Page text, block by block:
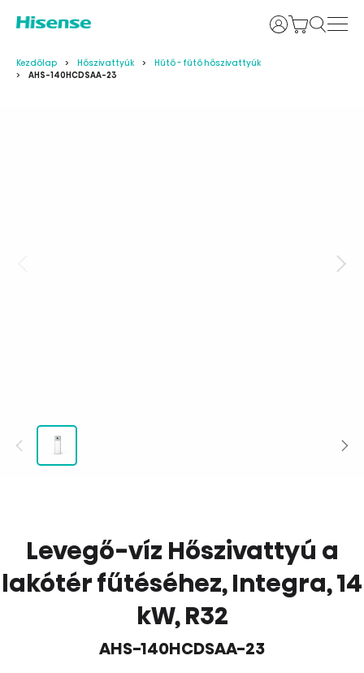
Bejelentkezés
Kezdőlap Hőszivattyúk
Hűtő - fűtő hőszivattyúk
AHS-140HCDSAA-23
Levegő-víz Hőszivattyú a
lakótér fűtéséhez, Integra, 14
kW, R32
AHS-140HCDSAA-23